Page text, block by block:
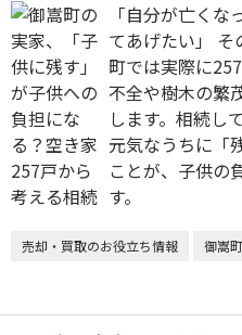
「自分が亡く
てあげたい」
町では実際に
不全や樹木の繁
します。相続し
元気なうちに「
ことが、子供の
す。
売却・買取のお役立ち情報 御嵩町